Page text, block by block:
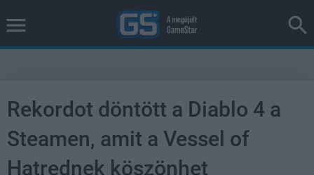
Rekordot döntött a Diablo 4 a
Steamen, amit a Vessel of
Hatrednek köszönhet